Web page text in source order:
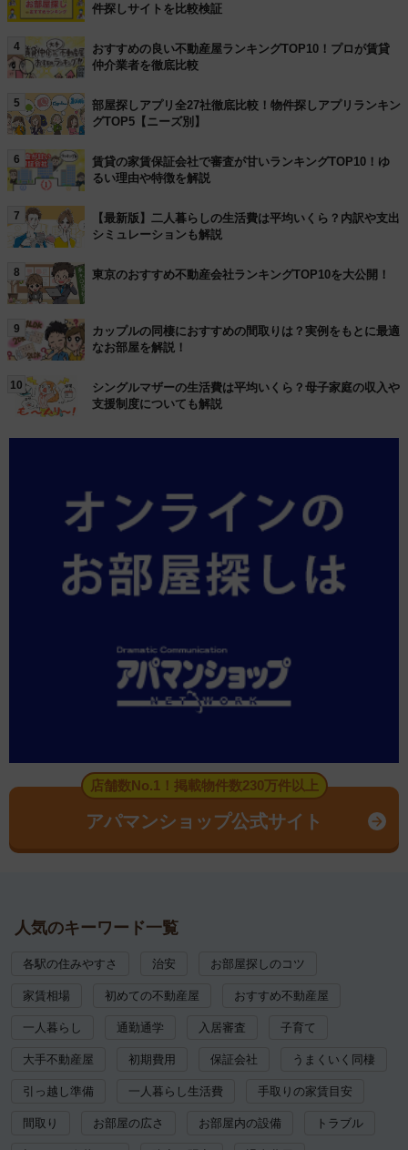
件探しサイトを比較検証
4
おすすめの良い不動産屋ランキングTOP10！プロが賃貸
仲介業者を徹底比較
5
部屋探しアプリ全27社徹底比較！物件探しアプリランキン
グTOP5【ニーズ別】
6
賃貸の家賃保証会社で審査が甘いランキングTOP10！ゆ
るい理由や特徴を解説
7
【最新版】二人暮らしの生活費は平均いくら？内訳や支出
シミュレーションも解説
8 東京のおすすめ不動産会社ランキングTOP10を大公開！
9
カップルの同棲におすすめの間取りは？実例をもとに最適
なお部屋を解説！
10
シングルマザーの生活費は平均いくら？母子家庭の収入や
支援制度についても解説
店舗数No.1！掲載物件数230万件以上
アパマンショップ公式サイト
人気のキーワード一覧
各駅の住みやすさ 治安 お部屋探しのコツ
家賃相場 初めての不動産屋 おすすめ不動産屋
一人暮らし 通勤通学 入居審査 子育て
大手不動産屋 初期費用 保証会社 うまくいく同棲
引っ越し準備 一人暮らし生活費 手取りの家賃目安
間取り お部屋の広さ お部屋内の設備 トラブル